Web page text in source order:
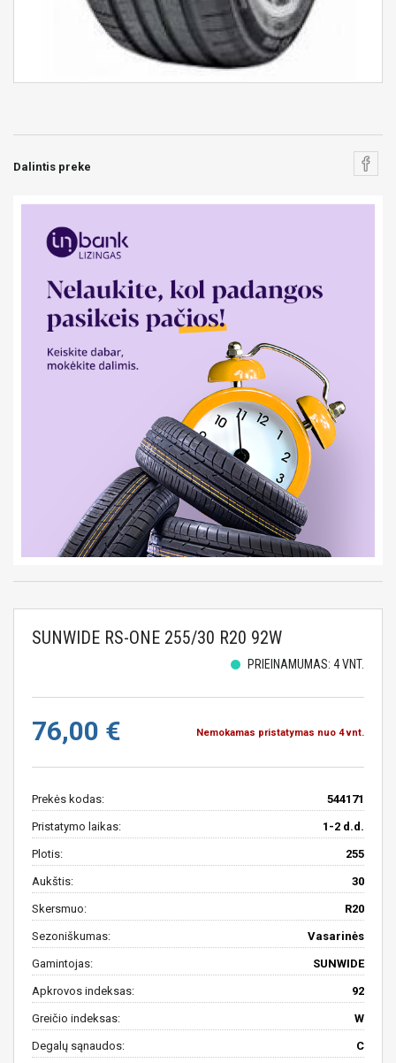
Dalintis preke
SUNWIDE RS-ONE 255/30 R20 92W
PRIEINAMUMAS: 4 VNT.
76,00 € Nemokamas pristatymas nuo 4 vnt.
Prekės kodas: 544171
Pristatymo laikas: 1-2 d.d.
Plotis: 255
Aukštis: 30
Skersmuo: R20
Sezoniškumas: Vasarinės
Gamintojas: SUNWIDE
Apkrovos indeksas: 92
Greičio indeksas: W
Degalų sąnaudos: C